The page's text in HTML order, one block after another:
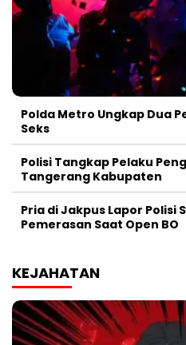
Polda Metro Ungkap Dua
Seks
Polisi Tangkap Pelaku
Tangerang Kabupaten
Pria di Jakpus Lapor Polisi
Pemerasan Saat Open BO
KEJAHATAN